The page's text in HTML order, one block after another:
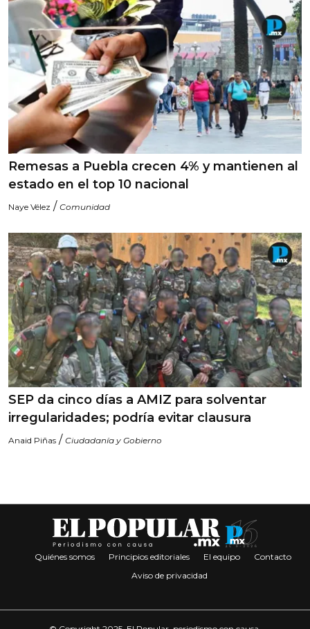
Remesas a Puebla crecen 4% y mantienen al
estado en el top 10 nacional
Naye Vélez / Comunidad
SEP da cinco días a AMIZ para solventar
irregularidades; podría evitar clausura
Anaid Piñas / Ciudadanía y Gobierno
Quiénes somos Principios editoriales El equipo
Contacto
Aviso de privacidad